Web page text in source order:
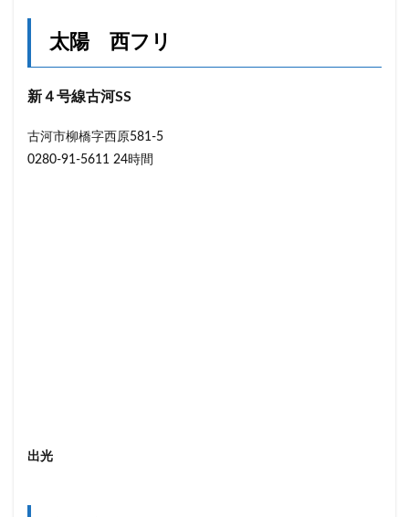
太陽 西フリ
新４号線古河SS
古河市柳橋字西原581-5
0280-91-5611 24時間
出光